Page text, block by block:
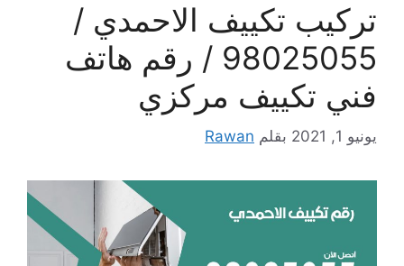
تركيب تكييف الاحمدي /
98025055 / رقم هاتف
فني تكييف مركزي
يونيو 1, 2021 بقلم Rawan